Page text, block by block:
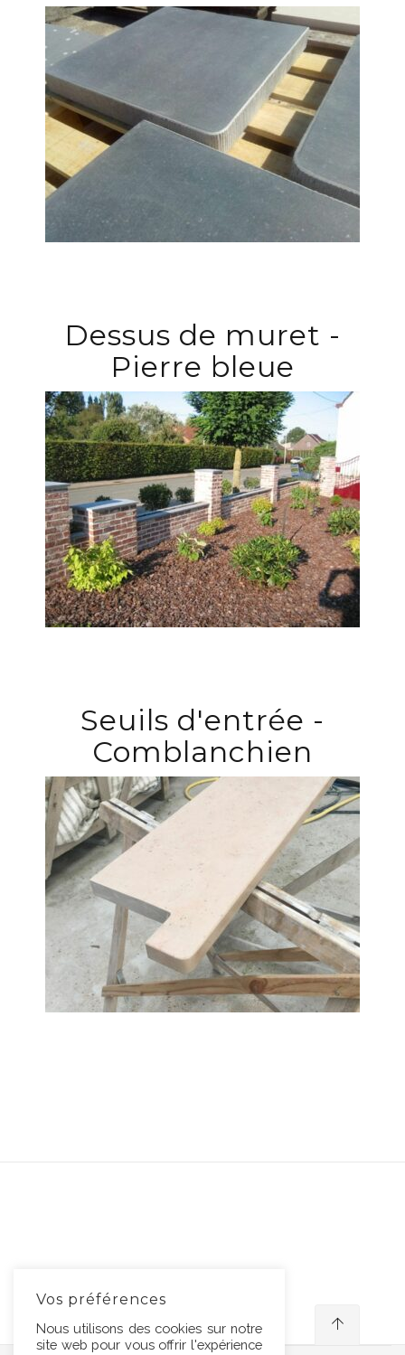
Dessus de muret -
Pierre bleue
Seuils d'entrée -
Comblanchien
Vos préférences
Nous utilisons des cookies sur notre
site web pour vous offrir l'expérience